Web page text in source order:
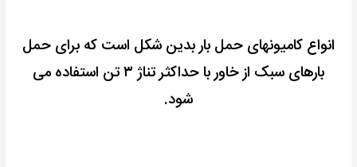
انواع کامیونهای حمل بار بدین شکل است که برای حمل
بارهای سبک از خاور با حداکثر تناژ ۳ تن استفاده می
شود.